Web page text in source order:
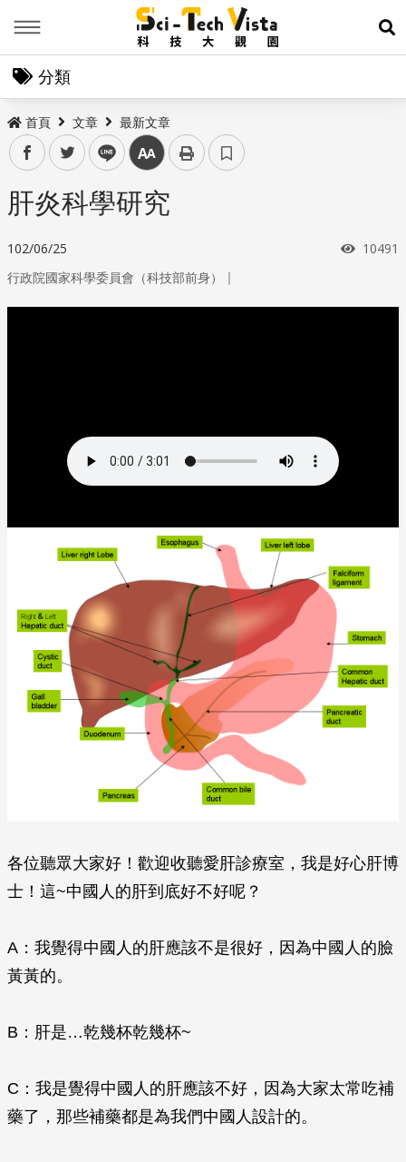
展
分類
首頁 文章 最新文章
facebooktwitter line 中
肝炎科學研究
102/06/25 瀏覽次
10491
行政院國家科學委員會（科技部前身） ｜
各位聽眾大家好！歡迎收聽愛肝診療室，我是好心肝博
士！這~中國人的肝到底好不好呢？
A：我覺得中國人的肝應該不是很好，因為中國人的臉
黃黃的。
B：肝是…乾幾杯乾幾杯~
C：我是覺得中國人的肝應該不好，因為大家太常吃補
藥了，那些補藥都是為我們中國人設計的。